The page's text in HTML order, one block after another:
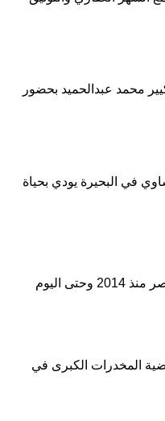
محمد عبدالحميد بحضور
في البحيرة يودي بحياة
وحتى اليوم
المخدرات الكبرى في